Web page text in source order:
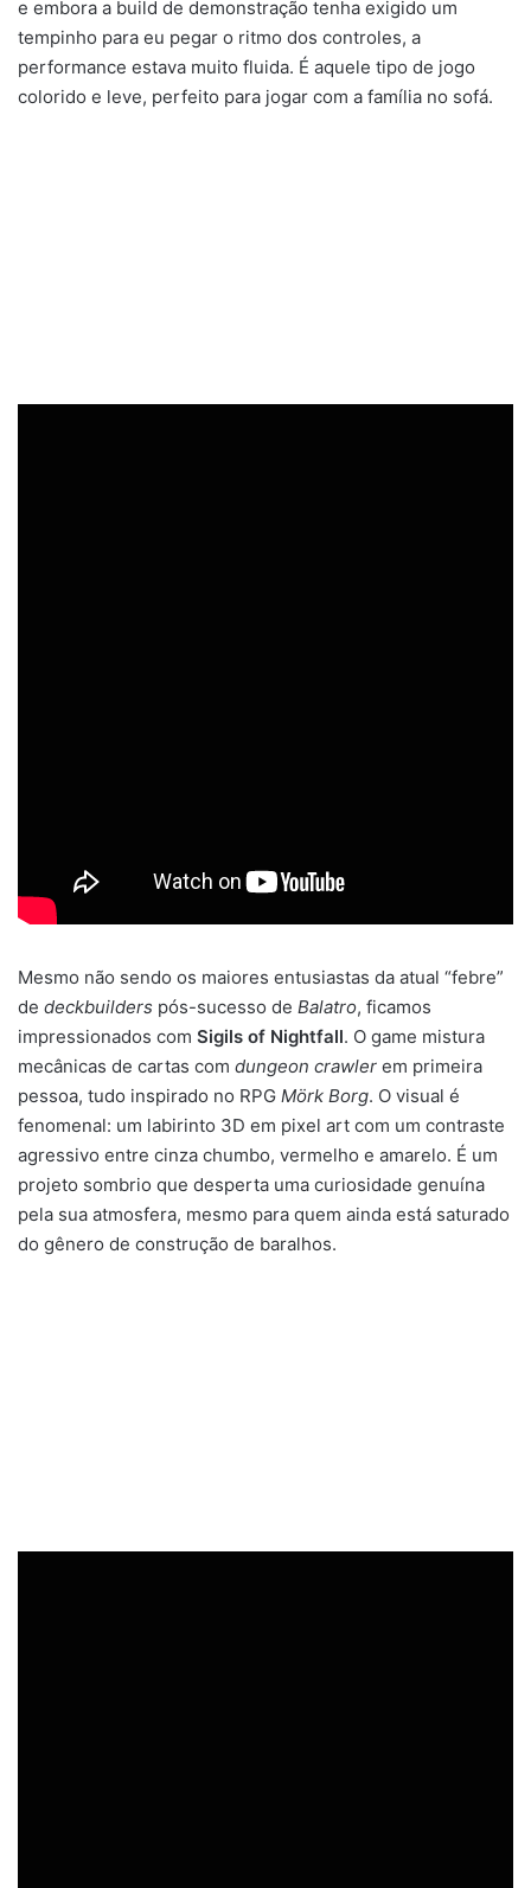
e embora a build de demonstração tenha exigido um
tempinho para eu pegar o ritmo dos controles, a
performance estava muito fluida. É aquele tipo de jogo
colorido e leve, perfeito para jogar com a família no sofá.
Mesmo não sendo os maiores entusiastas da atual “febre”
de deckbuilders pós-sucesso de Balatro, ficamos
impressionados com Sigils of Nightfall. O game mistura
mecânicas de cartas com dungeon crawler em primeira
pessoa, tudo inspirado no RPG Mörk Borg. O visual é
fenomenal: um labirinto 3D em pixel art com um contraste
agressivo entre cinza chumbo, vermelho e amarelo. É um
projeto sombrio que desperta uma curiosidade genuína
pela sua atmosfera, mesmo para quem ainda está saturado
do gênero de construção de baralhos.